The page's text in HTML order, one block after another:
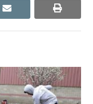
email print